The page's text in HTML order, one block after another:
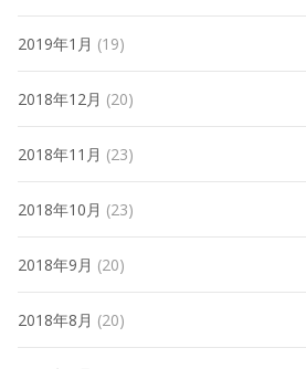
2019年1月 (19)
2018年12月 (20)
2018年11月 (23)
2018年10月 (23)
2018年9月 (20)
2018年8月 (20)